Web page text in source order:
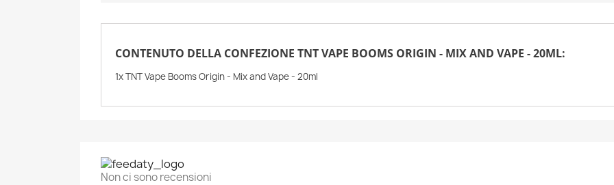
Aggiungi alla lista dei desideri
Crea lista dei desideri
Accedi
dei desideri.
CONTENUTO DELLA CONFEZIONE TNT VAPE BOOMS ORIGIN - MIX AND VAPE - 20ML:
1x TNT Vape Booms Origin - Mix and Vape - 20ml
Non ci sono recensioni